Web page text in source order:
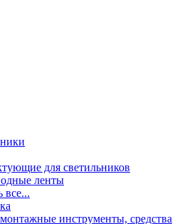
для светильников
ленты
все...
инструменты, средства